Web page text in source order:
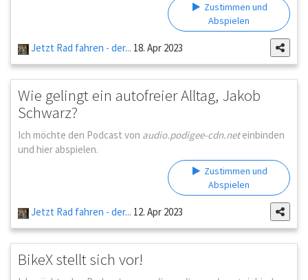
Zustimmen und
Abspielen
Jetzt Rad fahren - der... 18. Apr 2023
Wie gelingt ein autofreier Alltag, Jakob
Schwarz?
Ich möchte den Podcast von audio.podigee-cdn.neteinbinden
und hier abspielen.
Zustimmen und
Abspielen
Jetzt Rad fahren - der... 12. Apr 2023
BikeX stellt sich vor!